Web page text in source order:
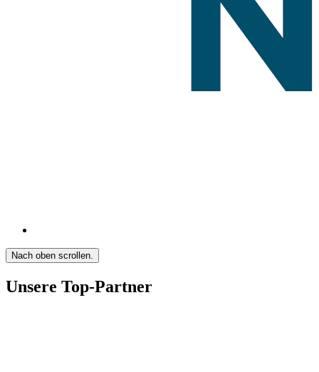
Nach oben scrollen.
Unsere Top-Partner